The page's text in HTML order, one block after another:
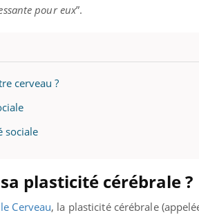
pour eux”.
cerveau ?
sociale
plasticité cérébrale ?
Cerveau, la plasticité cérébrale